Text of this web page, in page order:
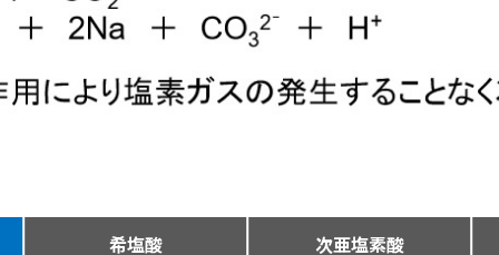
希塩酸 次亜塩素酸